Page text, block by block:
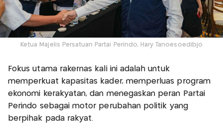
Ketua Majelis Persatuan Partai Perindo, Hary Tanoesoedibjo
Fokus utama rakernas kali ini adalah untuk
memperkuat kapasitas kader, memperluas program
ekonomi kerakyatan, dan menegaskan peran Partai
Perindo sebagai motor perubahan politik yang
berpihak pada rakyat.